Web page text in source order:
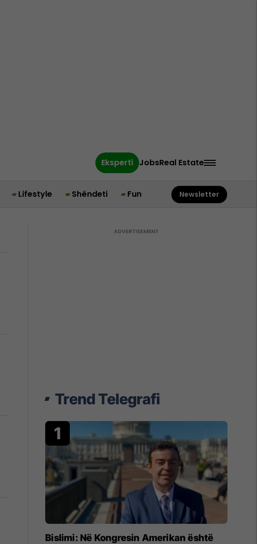
Eksperti JobsReal Estate
Lifestyle Shëndeti Fun Newsletter
Trend Telegrafi
Bislimi: Në Kongresin Amerikan është